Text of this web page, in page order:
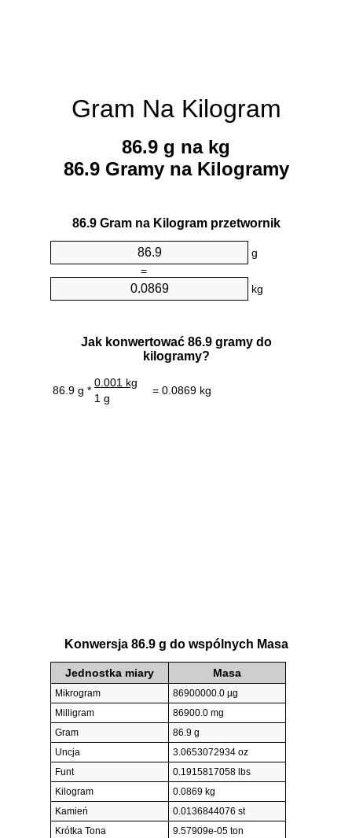
Gram Na Kilogram
86.9 g na kg
86.9 Gramy na Kilogramy
86.9 Gram na Kilogram przetwornik
g
=
kg
Jak konwertować 86.9 gramy do
kilogramy?
86.9 g *
0.001 kg
= 0.0869 kg
1 g
Konwersja 86.9 g do wspólnych Masa
Jednostka miary Masa
Mikrogram
86900000.0 µg
Milligram
86900.0 mg
Gram
86.9 g
Uncja
3.0653072934 oz
Funt
0.1915817058 lbs
Kilogram
0.0869 kg
Kamień
0.0136844076 st
Krótka Tona
9.57909e-05 ton